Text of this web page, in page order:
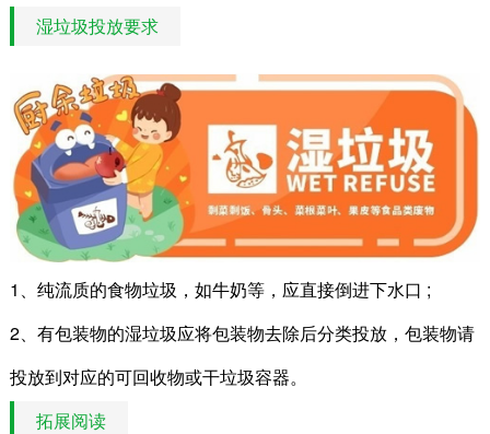
湿垃圾投放要求
1、纯流质的食物垃圾，如牛奶等，应直接倒进下水口 ;
2、有包装物的湿垃圾应将包装物去除后分类投放，包装物请
投放到对应的可回收物或干垃圾容器。
拓展阅读